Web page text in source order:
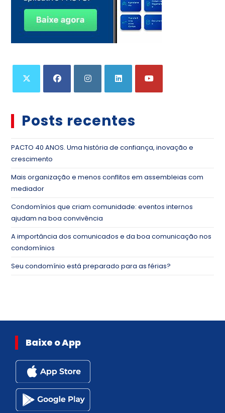
Posts recentes
PACTO 40 ANOS. Uma história de confiança, inovação e
crescimento
Mais organização e menos conflitos em assembleias com
mediador
Condomínios que criam comunidade: eventos internos
ajudam na boa convivência
A importância dos comunicados e da boa comunicação nos
condomínios
Seu condomínio está preparado para as férias?
Baixe o App